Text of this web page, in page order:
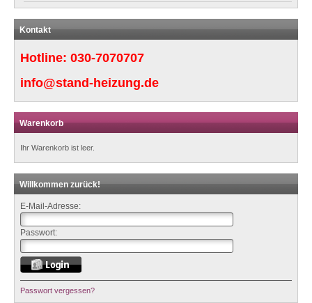
Kontakt
Hotline: 030-7070707
info@stand-heizung.de
Warenkorb
Ihr Warenkorb ist leer.
Willkommen zurück!
E-Mail-Adresse:
Passwort:
Passwort vergessen?